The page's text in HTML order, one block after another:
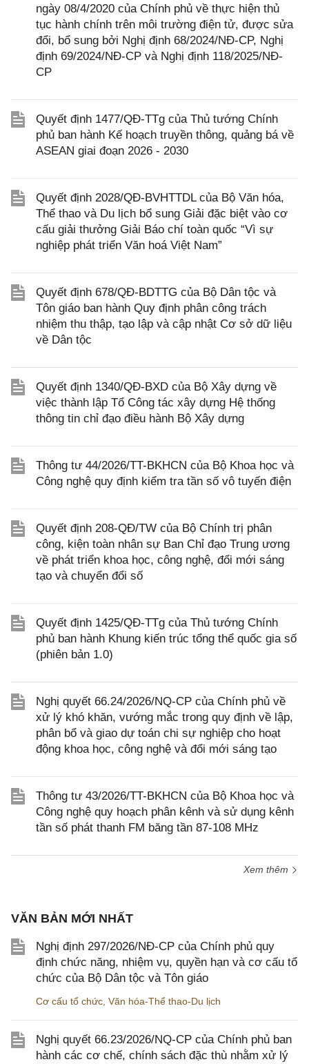
ngày 08/4/2020 của Chính phủ về thực hiện thủ
tục hành chính trên môi trường điện tử, được sửa
đổi, bổ sung bởi Nghị định 68/2024/NĐ-CP, Nghị
định 69/2024/NĐ-CP và Nghị định 118/2025/NĐ-
CP
Quyết định 1477/QĐ-TTg của Thủ tướng Chính
phủ ban hành Kế hoạch truyền thông, quảng bá về
ASEAN giai đoạn 2026 - 2030
Quyết định 2028/QĐ-BVHTTDL của Bộ Văn hóa,
Thể thao và Du lịch bổ sung Giải đặc biệt vào cơ
cấu giải thưởng Giải Báo chí toàn quốc “Vì sự
nghiệp phát triển Văn hoá Việt Nam”
Quyết định 678/QĐ-BDTTG của Bộ Dân tộc và
Tôn giáo ban hành Quy định phân công trách
nhiệm thu thập, tạo lập và cập nhật Cơ sở dữ liệu
về Dân tộc
Quyết định 1340/QĐ-BXD của Bộ Xây dựng về
việc thành lập Tổ Công tác xây dựng Hệ thống
thông tin chỉ đạo điều hành Bộ Xây dựng
Thông tư 44/2026/TT-BKHCN của Bộ Khoa học và
Công nghệ quy định kiểm tra tần số vô tuyến điện
Quyết định 208-QĐ/TW của Bộ Chính trị phân
công, kiện toàn nhân sự Ban Chỉ đạo Trung ương
về phát triển khoa học, công nghệ, đổi mới sáng
tạo và chuyển đổi số
Quyết định 1425/QĐ-TTg của Thủ tướng Chính
phủ ban hành Khung kiến trúc tổng thể quốc gia số
(phiên bản 1.0)
Nghị quyết 66.24/2026/NQ-CP của Chính phủ về
xử lý khó khăn, vướng mắc trong quy định về lập,
phân bổ và giao dự toán chi sự nghiệp cho hoạt
động khoa học, công nghệ và đổi mới sáng tạo
Thông tư 43/2026/TT-BKHCN của Bộ Khoa học và
Công nghệ quy hoạch phân kênh và sử dụng kênh
tần số phát thanh FM băng tần 87-108 MHz
Xem thêm
VĂN BẢN MỚI NHẤT
Nghị định 297/2026/NĐ-CP của Chính phủ quy
định chức năng, nhiệm vụ, quyền hạn và cơ cấu tổ
chức của Bộ Dân tộc và Tôn giáo
Cơ cấu tổ chức Văn hóa-Thể thao-Du lịch
Nghị quyết 66.23/2026/NQ-CP của Chính phủ ban
hành các cơ chế, chính sách đặc thù nhằm xử lý